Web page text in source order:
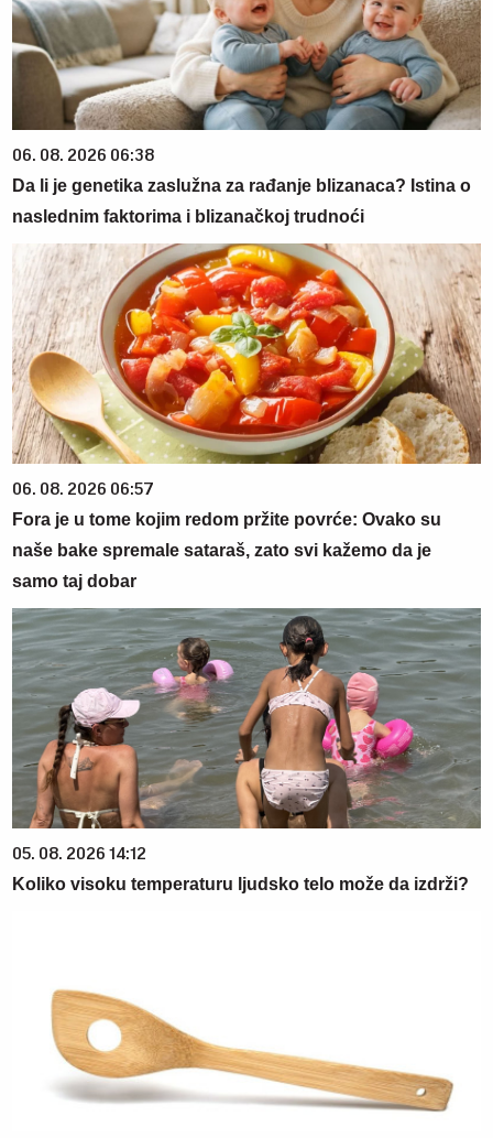
06. 08. 2026 06:38
Da li je genetika zaslužna za rađanje blizanaca? Istina o
naslednim faktorima i blizanačkoj trudnoći
06. 08. 2026 06:57
Fora je u tome kojim redom pržite povrće: Ovako su
naše bake spremale sataraš, zato svi kažemo da je
samo taj dobar
05. 08. 2026 14:12
Koliko visoku temperaturu ljudsko telo može da izdrži?